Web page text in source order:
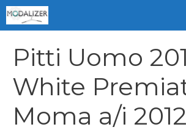
Vai
al
Pitti Uomo
White
Moma a/i